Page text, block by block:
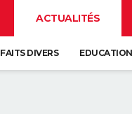
ACTUALITÉS
FAITS DIVERS EDUCATION